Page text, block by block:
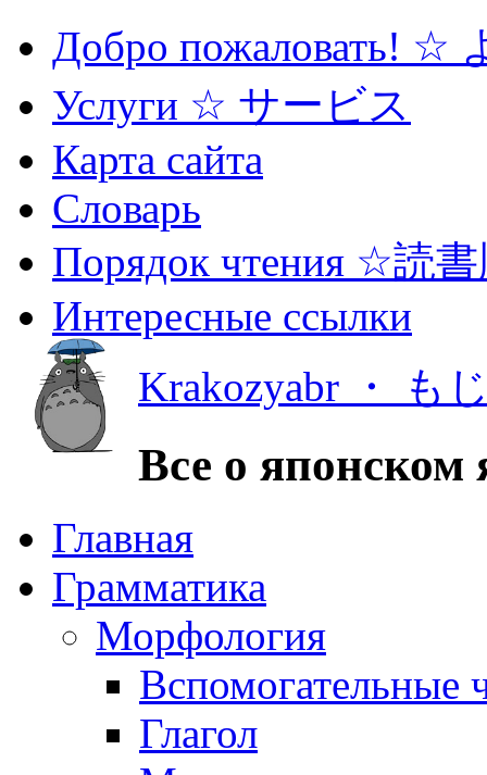
Добро пожаловать! ☆
Услуги ☆ サービス
Карта сайта
Словарь
Порядок чтения ☆読
Интересные ссылки
Krakozyabr ・ も
Все о японском
Главная
Грамматика
Морфология
Вспомогательные
Глагол